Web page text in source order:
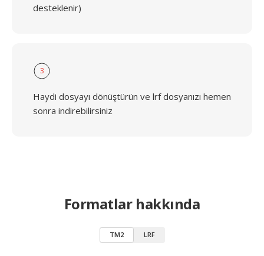
desteklenir)
3
Haydi dosyayı dönüştürün ve lrf dosyanızı hemen
sonra indirebilirsiniz
Formatlar hakkında
TM2 LRF